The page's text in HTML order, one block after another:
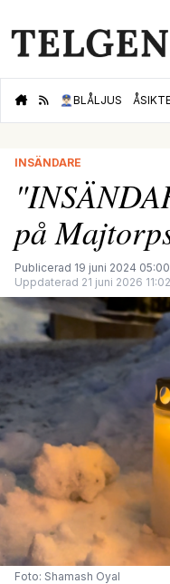
👮🏻‍♂️BLÅLJUS
INSÄNDARE
på
Publicerad 19 juni 2024 05:00
Uppdaterad 21 juni 2026 11:02
Foto: Shamash Oyal